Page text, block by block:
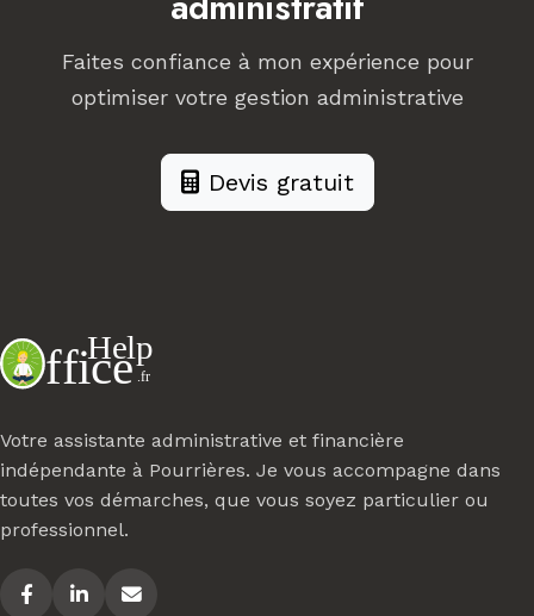
Faites confiance à mon expérience pour
optimiser votre gestion administrative
Devis gratuit
Votre assistante administrative et financière
indépendante à Pourrières. Je vous accompagne dans
toutes vos démarches, que vous soyez particulier ou
professionnel.